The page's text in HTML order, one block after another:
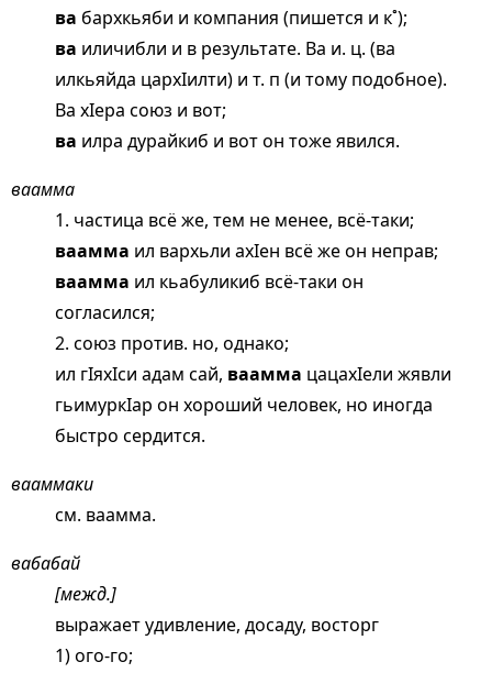
ва бархкьяби и компания (пишется и к˚);
ва иличибли и в результате. Ва и. ц. (ва
илкьяйда цархIилти) и т. п (и тому подобное).
Ва хIера союз и вот;
ва илра дурайкиб и вот он тоже явился.
ваамма
1. частица всё же, тем не менее, всё-таки;
ваамма ил вархьли ахIен всё же он неправ;
ваамма ил кьабуликиб всё-таки он
согласился;
2. союз против. но, однако;
ил гIяхIси адам сай, ваамма цацахIели жявли
гьимуркIар он хороший человек, но иногда
быстро сердится.
вааммаки
см. ваамма.
вабабай
[межд.]
выражает удивление, досаду, восторг
1) ого-го;